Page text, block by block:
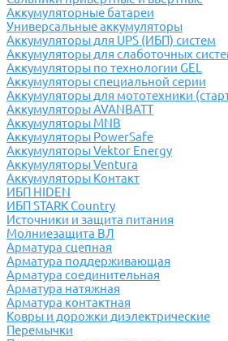
Аккумуляторные батареи
Универсальные аккумуляторы
Аккумуляторы для UPS (ИБП) систем
Аккумуляторы для слаботочных
Аккумуляторы по технологии GEL
Аккумуляторы специальной серии
Аккумуляторы для мототехники
Аккумуляторы AVANBATT
Аккумуляторы MNB
Аккумуляторы PowerSafe
Аккумуляторы Vektor Energy
Аккумуляторы Ventura
Аккумуляторы Контакт
ИБП HIDEN
ИБП STARK Country
Источники и защита питания
Молниезащита ВЛ
Арматура сцепная
Арматура поддерживающая
Арматура соединительная
Арматура натяжная
Арматура контактная
Ковры и дорожки диэлектрические
Перемычки